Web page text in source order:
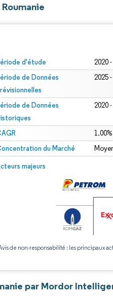
d'étude 2020
de Données
2025
de Données
2020
1.00%
du Marché
majeurs
de non-responsabilité : les principaux
par Mordor